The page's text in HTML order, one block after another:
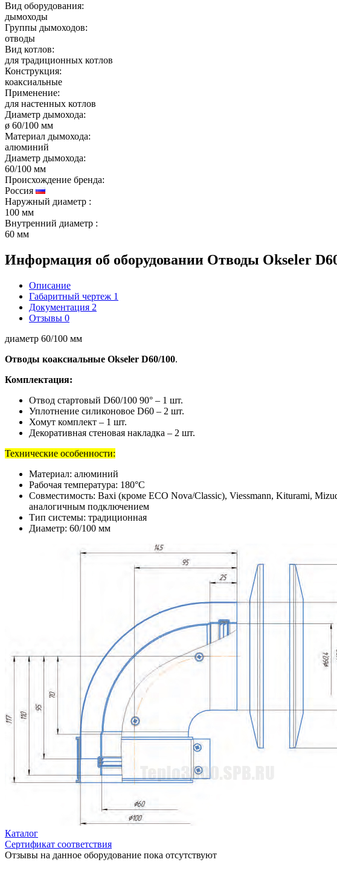
Вид оборудования:
дымоходы
Группы дымоходов:
отводы
Вид котлов:
для традиционных котлов
Конструкция:
коаксиальные
Применение:
для настенных котлов
Диаметр дымохода:
ø 60/100 мм
Материал дымохода:
алюминий
Диаметр дымохода:
60/100 мм
Происхождение бренда:
Россия
Наружный диаметр :
100 мм
Внутренний диаметр :
60 мм
Информация об оборудовании Отводы Okseler
Описание
Габаритный чертеж 1
Документация 2
Отзывы 0
диаметр 60/100 мм
Отводы коаксиальные Okseler D60/100.
Комплектация:
Отвод стартовый D60/100 90° – 1 шт.
Уплотнение силиконовое D60 – 2 шт.
Хомут комплект – 1 шт.
Декоративная стеновая накладка – 2 шт.
Технические особенности:
Материал: алюминий
Рабочая температура: 180°C
Совместимость: Baxi (кроме ECO Nova/Classic), Viessmann, Kiturami,
аналогичным подключением
Тип системы: традиционная
Диаметр: 60/100 мм
Каталог
Сертификат соответствия
Отзывы на данное оборудование пока отсутствуют